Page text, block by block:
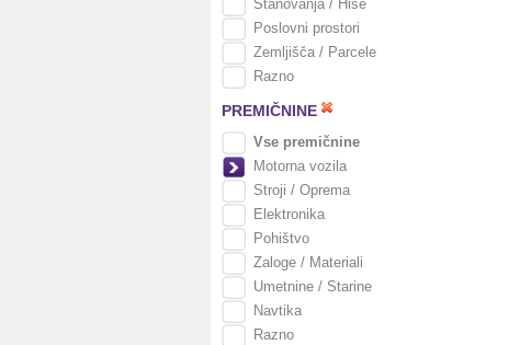
Stanovanja / Hiše
Poslovni prostori
Zemljišča / Parcele
Razno
PREMIČNINE
Vse premičnine
Motorna vozila
Stroji / Oprema
Elektronika
Pohištvo
Zaloge / Materiali
Umetnine / Starine
Navtika
Razno